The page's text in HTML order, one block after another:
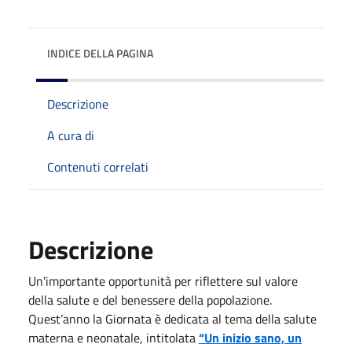
INDICE DELLA PAGINA
Descrizione
A cura di
Contenuti correlati
Descrizione
Un'importante opportunità per riflettere sul valore
della salute e del benessere della popolazione.
Quest’anno la Giornata è dedicata al tema della salute
materna e neonatale, intitolata“Un inizio sano, un